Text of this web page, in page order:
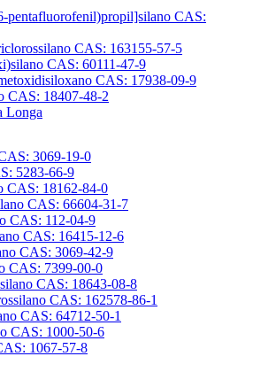
pentafluorofenil)propil]silano CAS:
CAS: 163155-57-5
CAS: 60111-47-9
CAS: 17938-09-9
CAS: 18407-48-2
Longa
3069-19-0
5283-66-9
CAS: 18162-84-0
CAS: 66604-31-7
CAS: 112-04-9
CAS: 16415-12-6
CAS: 3069-42-9
CAS: 7399-00-0
CAS: 18643-08-8
CAS: 162578-86-1
CAS: 64712-50-1
CAS: 1000-50-6
1067-57-8